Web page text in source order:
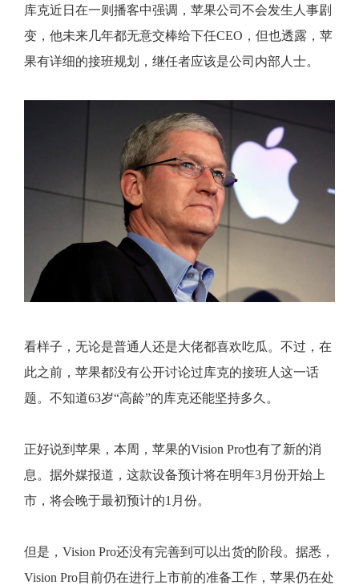
库克近日在一则播客中强调，苹果公司不会发生人事剧
变，他未来几年都无意交棒给下任CEO，但也透露，苹
果有详细的接班规划，继任者应该是公司内部人士。
看样子，无论是普通人还是大佬都喜欢吃瓜。不过，在
此之前，苹果都没有公开讨论过库克的接班人这一话
题。不知道63岁“高龄”的库克还能坚持多久。
正好说到苹果，本周，苹果的Vision Pro也有了新的消
息。据外媒报道，这款设备预计将在明年3月份开始上
市，将会晚于最初预计的1月份。
但是，Vision Pro还没有完善到可以出货的阶段。据悉，
Vision Pro目前仍在进行上市前的准备工作，苹果仍在处